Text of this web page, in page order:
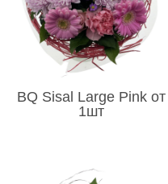
BQ Sisal Large Pink от
1шт